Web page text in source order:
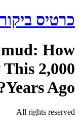
דלג
לתוכן
כרטיס
How
2,000
Years Ago?
All rights reserved